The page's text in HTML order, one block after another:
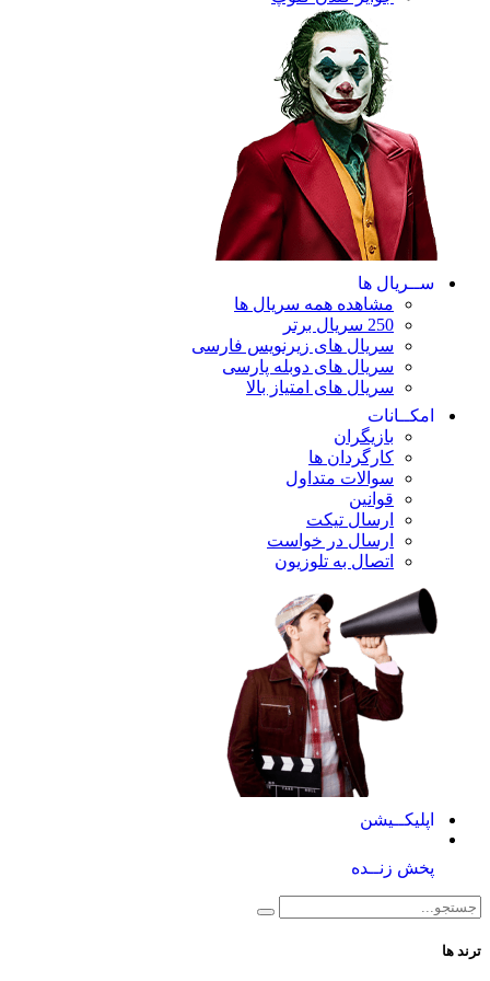
ها
مشاهده همه سریال ها
سریال های زیرنویس فارسی
سریال های دوبله پارسی
سریال های امتیاز بالا
کارگردان ها
سوالات متداول
ارسال تیکت
ارسال در خواست
اتصال به تلوزیون
زنــده